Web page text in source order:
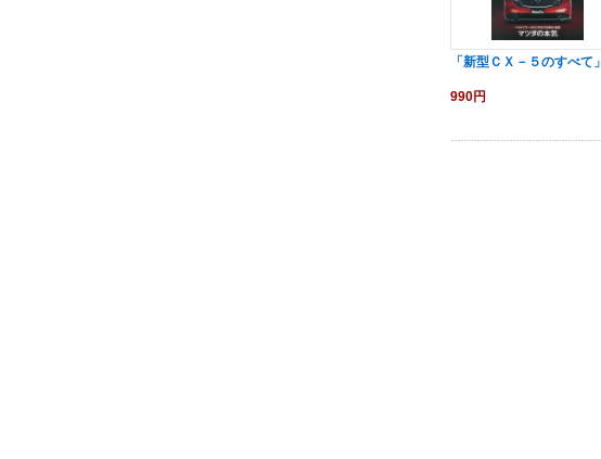
「新型ＣＸ－５のすべて」
990円